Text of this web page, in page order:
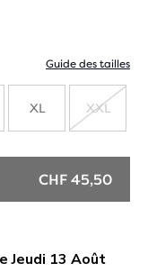
Guide des tailles
XL XXL
CHF 45,50